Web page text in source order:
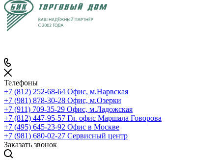
Телефоны
+7 (812) 252-68-64 Офис, м.Нарвская
+7 (981) 878-30-28 Офис, м.Озерки
+7 (911) 709-35-29 Офис, м.Ладожская
+7 (812) 447-95-57 Гл. офис Маршала Говорова
+7 (495) 645-23-92 Офис в Москве
+7 (981) 680-02-27 Сервисный центр
Заказать звонок